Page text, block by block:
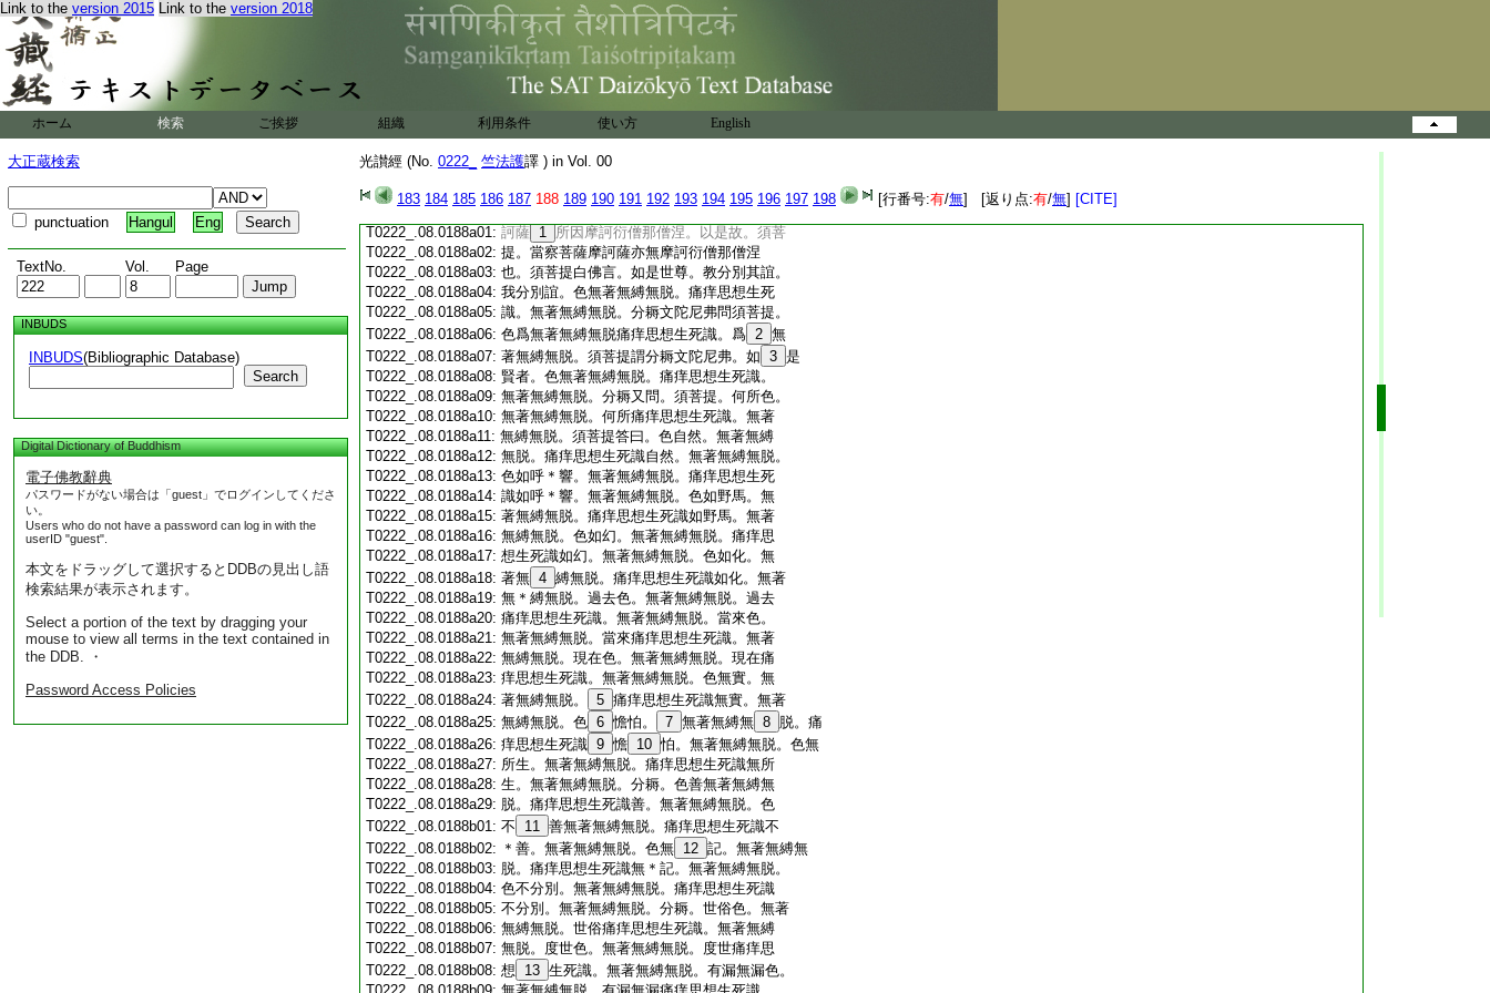
Link to the version 2015 Link to the version 2018
ホーム 検索 ご挨拶 組織 利用条件 使い方 English
大正蔵検索
punctuation Hangul Eng
TextNo. Vol. Page
INBUDS
INBUDS(Bibliographic Database)
Search
Digital Dictionary of Buddhism
電子佛教辭典
パスワードがない場合は「guest」でログインしてくださ
い。
Users who do not have a password can log in with the
userID "guest".
本文をドラッグして選択するとDDBの見出し語
検索結果が表示されます。
Select a portion of the text by dragging your
mouse to view all terms in the text contained in
the DDB. ・
Password Access Policies
光讃經 (No. 0222_ 竺法護譯 ) in Vol. 00
183 184 185 186 187 188 189 190 191 192 193 194 195 196 197 198 [行番号:有/無] [返り点:有/無] [CITE]
T0222_.08.0187c19:無不造。亦無所行亦無所作。所以者何。究
T0222_.08.0187c20:竟本末無有根原亦不可得。其菩薩者。亦無
T0222_.08.0187c21:有造亦非不造。亦無所行亦無所作。薩芸若
T0222_.08.0187c22:
慧一切哀慧。亦 非有造亦非不造。
所行亦無所作。所以者何。究竟本末無有根
原亦不可得。其菩薩者。亦無有造亦非不造。
T0222_.08.0187c25:亦無所行亦無所作。薩芸若慧一切哀慧。亦
T0222_.08.0187c26: 無有造亦非不造。亦無所行亦無所作。所以
T0222_.08.0187c27:者何。究竟本末無有根原亦不可得。以是故。
T0222_.08.0187c28:須菩提。無所作。薩芸若。亦無所作亦非不
T0222_.08.0187c29:作。衆生如是。亦無所作亦非不作。菩薩摩
T0222_.08.0188a01: 訶薩 1 所因摩訶衍僧那僧涅。以是故。須菩
T0222_.08.0188a02: 提。當察菩薩摩訶薩亦無摩訶衍僧那僧涅
T0222_.08.0188a03: 也。須菩提白佛言。如是世尊。教分別其誼。
T0222_.08.0188a04: 我分別誼。色無著無縛無脱。痛痒思想生死
T0222_.08.0188a05: 識。無著無縛無脱。分耨文陀尼弗問須菩提。
T0222_.08.0188a06: 色爲無著無縛無脱痛痒思想生死識。爲 2 無
T0222_.08.0188a07: 著無縛無脱。須菩提謂分耨文陀尼弗。如 3 是
T0222_.08.0188a08: 賢者。色無著無縛無脱。痛痒思想生死識。
T0222_.08.0188a09: 無著無縛無脱。分耨又問。須菩提。何所色。
T0222_.08.0188a10: 無著無縛無脱。何所痛痒思想生死識。無著
T0222_.08.0188a11: 無縛無脱。須菩提答曰。色自然。無著無縛
T0222_.08.0188a12: 無脱。痛痒思想生死識自然。無著無縛無脱。
T0222_.08.0188a13: 色如呼＊響。無著無縛無脱。痛痒思想生死
T0222_.08.0188a14: 識如呼＊響。無著無縛無脱。色如野馬。無
T0222_.08.0188a15: 著無縛無脱。痛痒思想生死識如野馬。無著
T0222_.08.0188a16: 無縛無脱。色如幻。無著無縛無脱。痛痒思
T0222_.08.0188a17: 想生死識如幻。無著無縛無脱。色如化。無
T0222_.08.0188a18: 著無 4 縛無脱。痛痒思想生死識如化。無著
T0222_.08.0188a19: 無＊縛無脱。過去色。無著無縛無脱。過去
T0222_.08.0188a20: 痛痒思想生死識。無著無縛無脱。當來色。
T0222_.08.0188a21: 無著無縛無脱。當來痛痒思想生死識。無著
T0222_.08.0188a22: 無縛無脱。現在色。無著無縛無脱。現在痛
T0222_.08.0188a23: 痒思想生死識。無著無縛無脱。色無實。無
T0222_.08.0188a24: 著無縛無脱。 5 痛痒思想生死識無實。無著
T0222_.08.0188a25: 無縛無脱。色 6 憺怕。 7 無著無縛無 8 脱。痛
T0222_.08.0188a26: 痒思想生死識 9 憺 10 怕。無著無縛無脱。色無
T0222_.08.0188a27: 所生。無著無縛無脱。痛痒思想生死識無所
T0222_.08.0188a28: 生。無著無縛無脱。分耨。色善無著無縛無
T0222_.08.0188a29: 脱。痛痒思想生死識善。無著無縛無脱。色
T0222_.08.0188b01: 不 11 善無著無縛無脱。痛痒思想生死識不
T0222_.08.0188b02: ＊善。無著無縛無脱。色無 12 記。無著無縛無
T0222_.08.0188b03: 脱。痛痒思想生死識無＊記。無著無縛無脱。
T0222_.08.0188b04: 色不分別。無著無縛無脱。痛痒思想生死識
T0222_.08.0188b05: 不分別。無著無縛無脱。分耨。世俗色。無著
T0222_.08.0188b06: 無縛無脱。世俗痛痒思想生死識。無著無縛
T0222_.08.0188b07: 無脱。度世色。無著無縛無脱。度世痛痒思
T0222_.08.0188b08: 想 13 生死識。無著無縛無脱。有漏無漏色。